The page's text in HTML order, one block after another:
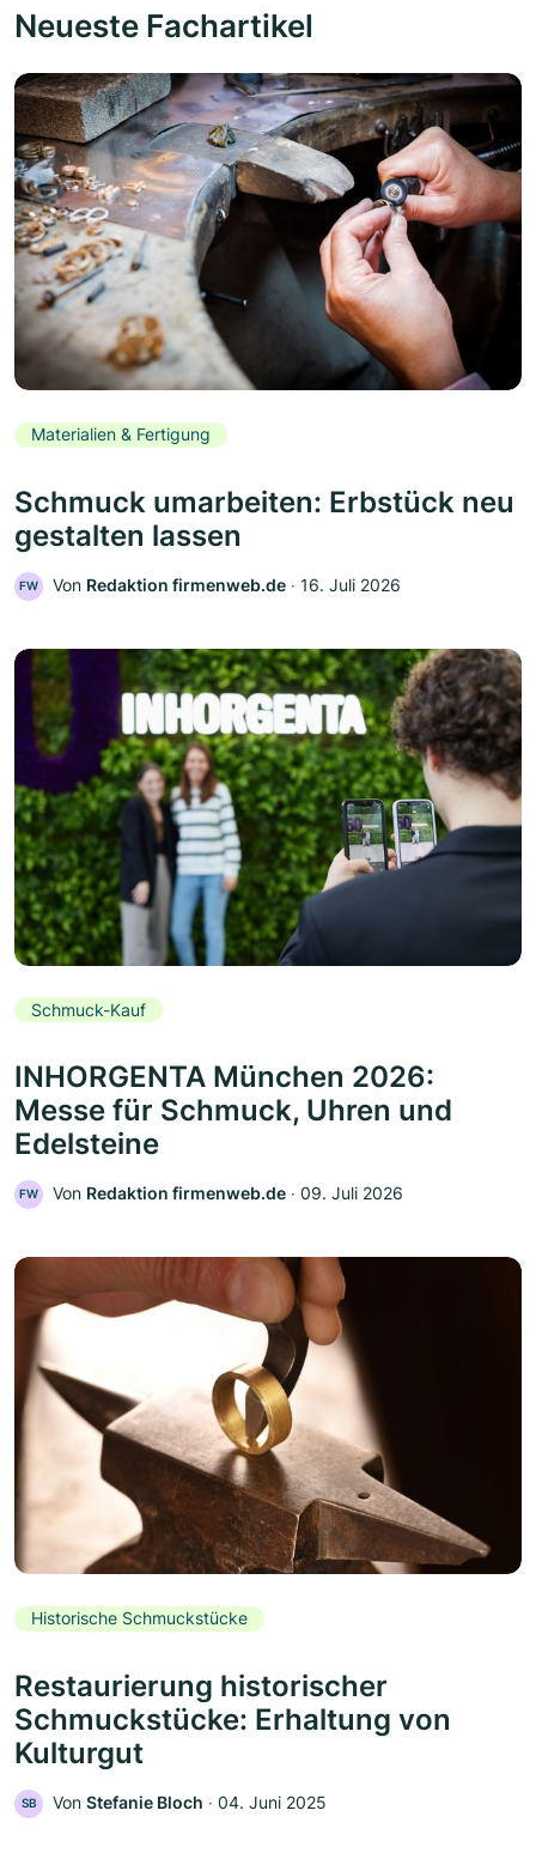
Neueste Fachartikel
Materialien & Fertigung
Schmuck umarbeiten: Erbstück neu
gestalten lassen
FW Von Redaktion firmenweb.de ‧ 16. Juli 2026
Schmuck-Kauf
INHORGENTA München 2026:
Messe für Schmuck, Uhren und
Edelsteine
FW Von Redaktion firmenweb.de ‧ 09. Juli 2026
Historische Schmuckstücke
Restaurierung historischer
Schmuckstücke: Erhaltung von
Kulturgut
SB Von Stefanie Bloch ‧ 04. Juni 2025